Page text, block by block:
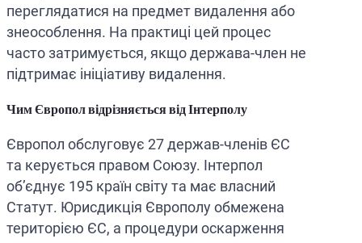
переглядатися на предмет видалення або
знеособлення. На практиці цей процес
часто затримується, якщо держава-член не
підтримає ініціативу видалення.
Чим Європол відрізняється від Інтерполу
Європол обслуговує 27 держав-членів ЄС
та керується правом Союзу. Інтерпол
об’єднує 195 країн світу та має власний
Статут. Юрисдикція Європолу обмежена
територією ЄС, а процедури оскарження